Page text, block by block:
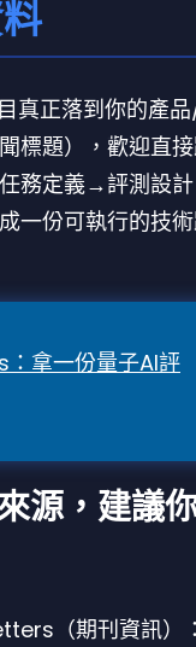
真正落到你的產
標題），歡迎直
務定義→評測設
一份可執行的技
拿一份量子AI評
源，建議
（期刊資訊）